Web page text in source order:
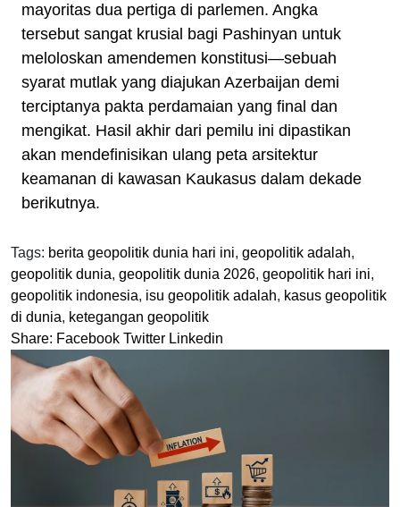
mayoritas dua pertiga di parlemen. Angka
tersebut sangat krusial bagi Pashinyan untuk
meloloskan amendemen konstitusi—sebuah
syarat mutlak yang diajukan Azerbaijan demi
terciptanya pakta perdamaian yang final dan
mengikat. Hasil akhir dari pemilu ini dipastikan
akan mendefinisikan ulang peta arsitektur
keamanan di kawasan Kaukasus dalam dekade
berikutnya.
Tags: berita geopolitik dunia hari ini, geopolitik adalah,
geopolitik dunia, geopolitik dunia 2026, geopolitik hari ini,
geopolitik indonesia, isu geopolitik adalah, kasus geopolitik
di dunia, ketegangan geopolitik
Share: Facebook Twitter Linkedin